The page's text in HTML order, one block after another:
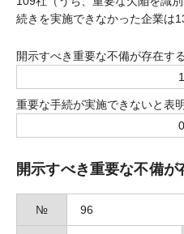
続きを実施できなかった企業は
開示すべき重要な不備が存在す
1
重要な手続が実施できないと表
0
開示すべき重要な不備
№ 96